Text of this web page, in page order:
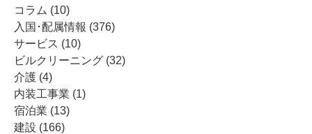
コラム (10)
入国･配属情報 (376)
サービス (10)
ビルクリーニング (32)
介護 (4)
内装工事業 (1)
宿泊業 (13)
建設 (166)